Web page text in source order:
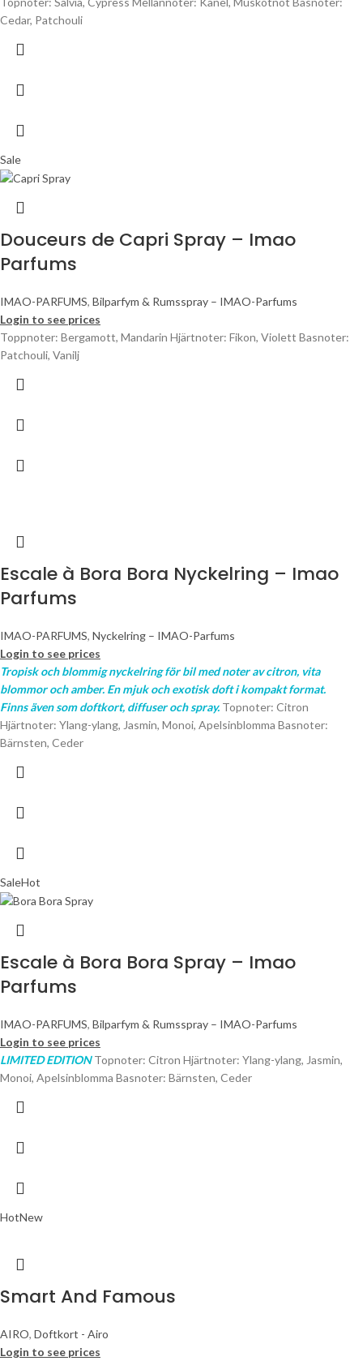
Cedar, Patchouli
Sale
Douceurs de Capri Spray – Imao
Parfums
IMAO-PARFUMS, Bilparfym & Rumsspray – IMAO-Parfums
Login to see prices
Toppnoter: Bergamott, Mandarin Hjärtnoter: Fikon, Violett Basnoter:
Patchouli, Vanilj
Escale à Bora Bora Nyckelring – Imao
Parfums
IMAO-PARFUMS, Nyckelring – IMAO-Parfums
Login to see prices
Tropisk och blommig nyckelring för bil med noter av citron, vita
blommor och amber. En mjuk och exotisk doft i kompakt format.
Finns även som doftkort, diffuser och spray. Topnoter: Citron
Hjärtnoter: Ylang-ylang, Jasmin, Monoi, Apelsinblomma Basnoter:
Bärnsten, Ceder
SaleHot
Escale à Bora Bora Spray – Imao
Parfums
IMAO-PARFUMS, Bilparfym & Rumsspray – IMAO-Parfums
Login to see prices
LIMITED EDITIONTopnoter: Citron Hjärtnoter: Ylang-ylang, Jasmin,
Monoi, Apelsinblomma Basnoter: Bärnsten, Ceder
HotNew
Smart And Famous
AIRO, Doftkort - Airo
Login to see prices